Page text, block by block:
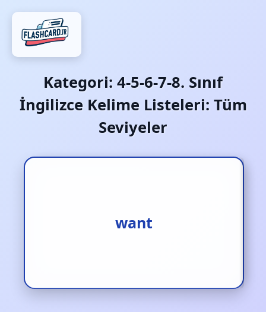
Kategori: 4-5-6-7-8. Sınıf
İngilizce Kelime Listeleri: Tüm
Seviyeler
want
istemek